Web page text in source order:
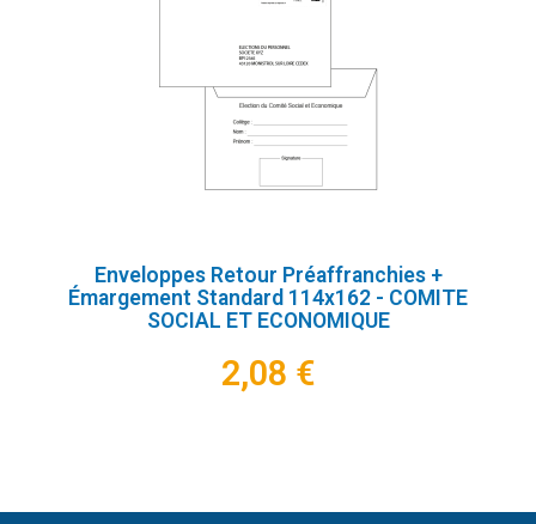
Enveloppes Retour Préaffranchies +
Émargement Standard 114x162 - COMITE
SOCIAL ET ECONOMIQUE
2,08 €